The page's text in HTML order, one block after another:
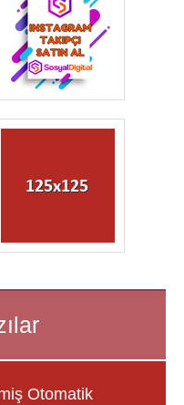
Otomatik